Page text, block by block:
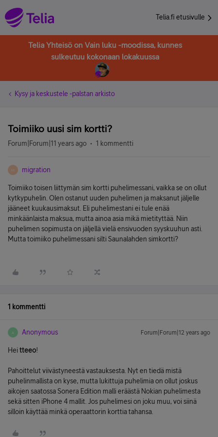
Telia.fi etusivulle
Telia Yhteisö on Vain luku -moodissa, kunnes
sulkeutuu kokonaan lokakuussa
Kysy ja keskustele -palstan arkisto
Toimiiko uusi sim kortti?
Forum|Forum|11 years ago 1 kommentti
M migration
Toimiiko toisen liittymän sim kortti puhelimessani, vaikka se on ollut
kytkypuhelin. Olen ostanut uuden puhelimen ja maksanut jäljelle
jääneet kuukausimaksut. Eli puhelimestani ei tule enää
minkäänlaista maksua, mutta ainoa asia mikä mietityttää. Niin
puhelimen sopimusta on jäljellä vielä ensivuoden syyskuuhun asti.
Mutta toimiiko puhelimessani silti Saunalahden simkortti?
1 kommentti
A Anonymous Forum|Forum|12 years ago
Heitteeo!
Pahoittelut viivästyneestä vastauksesta. Nyt en tiedä mistä
puhelinmallista on kyse, mutta lukittuja puhelimia on ollut joskus
aikojen saatossa Sonera Edition malli eräästä Nokian puhelimesta
sekä sitten iPhone 4 mallit. Jos puhelimesi on joku muu, voi siinä
silloin käyttää minkä operaattorin korttia tahansa.